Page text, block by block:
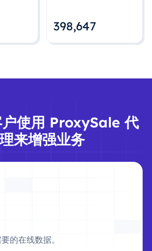
398,648
使用 ProxySale 代
理来增强业务
的在线数据。